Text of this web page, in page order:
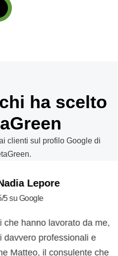
ha scelto
clienti sul profilo Google di
Lepore
Google
hanno lavorato da me,
professionali e
il consulente che